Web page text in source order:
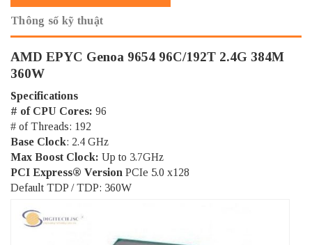
Thông số kỹ thuật
AMD EPYC Genoa 9654 96C/192T 2.4G 384M
360W
Specifications
# of CPU Cores: 96
# of Threads: 192
Base Clock: 2.4 GHz
Max Boost Clock: Up to 3.7GHz
PCI Express® Version PCIe 5.0 x128
Default TDP / TDP: 360W